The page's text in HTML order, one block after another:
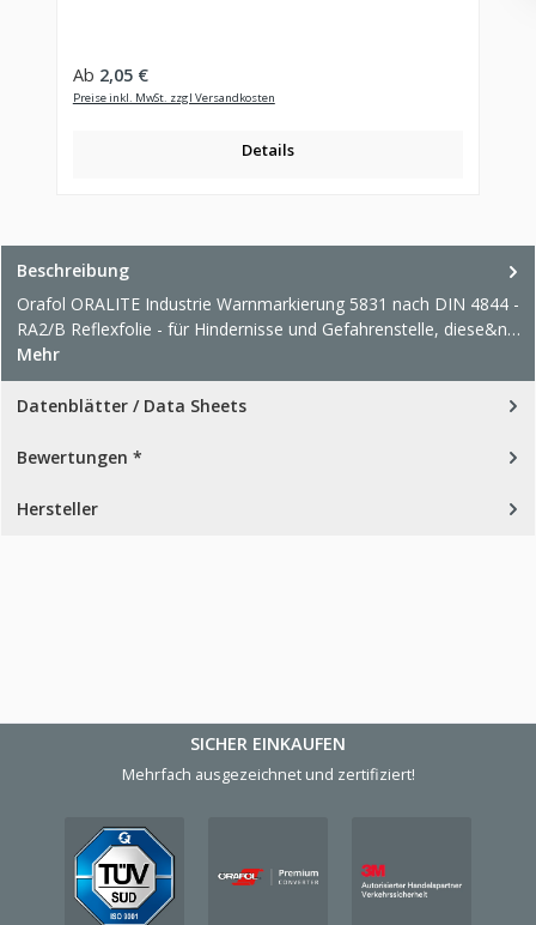
Regulärer Preis:
Ab 2,05 €
Preise inkl. MwSt. zzgl Versandkosten
Details
Beschreibung
Orafol ORALITE Industrie Warnmarkierung 5831 nach DIN 4844 -
RA2/B Reflexfolie - für Hindernisse und Gefahrenstelle, diese&n…
Mehr
Datenblätter / Data Sheets
Bewertungen *
Hersteller
SICHER EINKAUFEN
Mehrfach ausgezeichnet und zertifiziert!